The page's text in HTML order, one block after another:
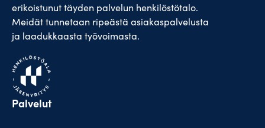
erikoistunut täyden palvelun henkilöstötalo.
Meidät tunnetaan ripeästä asiakaspalvelusta
ja laadukkaasta työvoimasta.
Palvelut